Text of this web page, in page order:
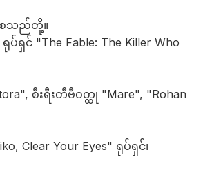
စသည်တို့။
ပ်ရှင် "The Fable: The Killer Who
စီးရီးတီဗီဝတ္ထု "Mare", "Rohan
Clear Your Eyes" ရုပ်ရှင်၊